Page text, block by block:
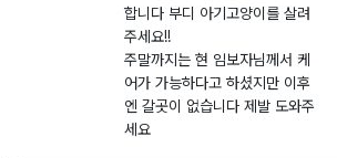
합니다 부디 아기고양이를 살려
주세요!!
주말까지는 현 임보자님께서 케
어가 가능하다고 하셨지만 이후
엔 갈곳이 없습니다 제발 도와주
세요